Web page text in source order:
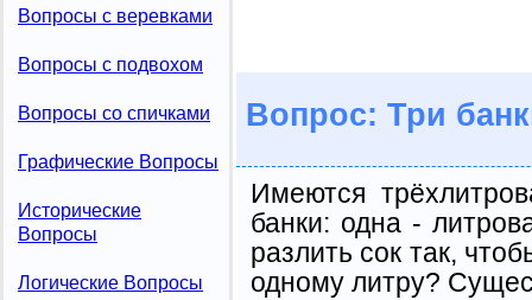
Вопросы с веревками
Вопросы с подвохом
Вопросы со спичками
Графические Вопросы
Исторические
Вопросы
Логические Вопросы
Вопрос: Три
Имеются
банки: одна -
разлить сок так,
одному литру?